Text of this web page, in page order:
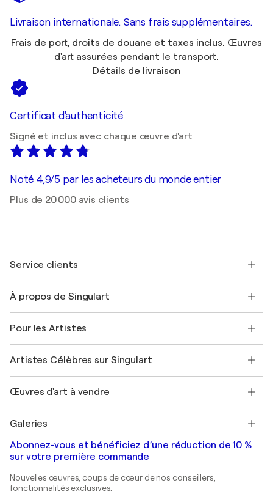
Livraison internationale. Sans frais supplémentaires.
Frais de port, droits de douane et taxes inclus. Œuvres
d'art assurées pendant le transport.
Détails de livraison
Certificat d'authenticité
Signé et inclus avec chaque œuvre d'art
Noté 4,9/5 par les acheteurs du monde entier
Plus de 20 000 avis clients
Service clients
Expédition
Offrir une carte cadeau
Rejoignez notre programme commercial
Mon compte
+33 1 76 44 06 42
À propos de Singulart
FAQ
Magazine Singulart
Emplois
Découvrez une sélection d'art original
Pour les Artistes
Se connecter en tant qu'Artiste
Artistes Célèbres sur Singulart
Marc Chagall
Banksy
Mr. Brainwash
Shepard Fairey
Œuvres d'art à vendre
Tableaux abstraits à vendre
Peintures de paysage
Estampes
Peintures acryliques
Galeries
Galeries d'art en France
Galeries d'art en Belgique
Abonnez-vous et bénéficiez d’une réduction de 10 %
sur votre première commande
Nouvelles œuvres, coups de cœur de nos conseillers,
fonctionnalités exclusives.